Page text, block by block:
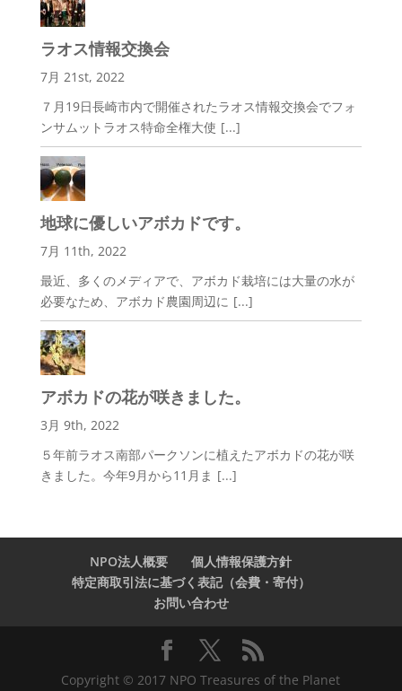
ラオス情報交換会
7月 21st, 2022
７月19日長崎市内で開催されたラオス情報交換会でフォ
ンサムットラオス特命全権大使 [...]
地球に優しいアボカドです。
7月 11th, 2022
最近、多くのメディアで、アボカド栽培には大量の水が
必要なため、アボカド農園周辺に [...]
アボカドの花が咲きました。
3月 9th, 2022
５年前ラオス南部パークソンに植えたアボカドの花が咲
きました。今年9月から11月ま [...]
NPO法人概要
個人情報保護方針
特定商取引法に基づく表記（会費・寄付）
お問い合わせ
Copyright © 2017 NPO Treasures of the Planet